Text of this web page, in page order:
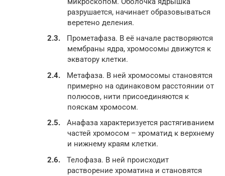
разрушается, начинает образовываться
веретено деления.
Прометафаза. В её начале растворяются
мембраны ядра, хромосомы движутся к
экватору клетки.
Метафаза. В ней хромосомы становятся
примерно на одинаковом расстоянии от
полюсов, нити присоединяются к
пояскам хромосом.
Анафаза характеризуется растягиванием
частей хромосом – хроматид к верхнему
и нижнему краям клетки.
Телофаза. В ней происходит
растворение хроматина и становятся